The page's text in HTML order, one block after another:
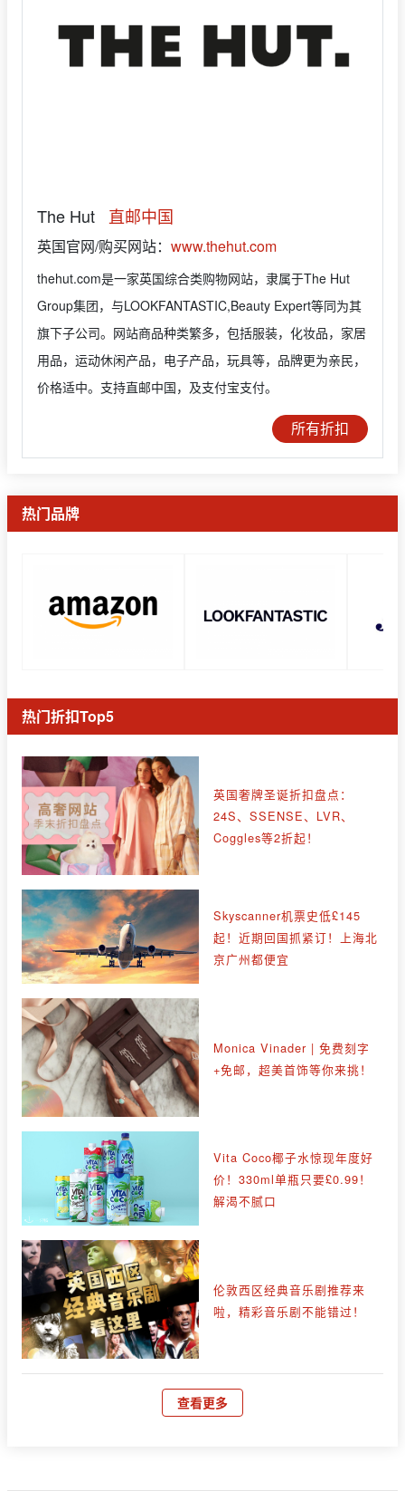
The Hut 直邮中国
英国官网/购买网站： www.thehut.com
thehut.com是一家英国综合类购物网站，隶属于The Hut
Group集团，与LOOKFANTASTIC,Beauty Expert等同为其
旗下子公司。网站商品种类繁多，包括服装，化妆品，家居
用品，运动休闲产品，电子产品，玩具等，品牌更为亲民，
价格适中。支持直邮中国，及支付宝支付。
所有折扣
热门品牌
热门折扣Top5
英国奢牌圣诞折扣盘点：
24S、SSENSE、LVR、
Coggles等2折起！
Skyscanner机票史低£145
起！近期回国抓紧订！上海北
京广州都便宜
Monica Vinader | 免费刻字
+免邮，超美首饰等你来挑！
Vita Coco椰子水惊现年度好
价！330ml单瓶只要£0.99！
解渴不腻口
伦敦西区经典音乐剧推荐来
啦，精彩音乐剧不能错过！
查看更多